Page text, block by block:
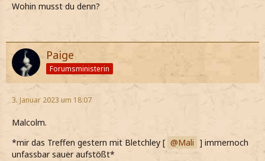
Wohin musst du denn?
Paige
Forumsministerin
3. Januar 2023 um 18:07
Malcolm.
*mir das Treffen gestern mit Bletchley [
Mali ] immernoch
unfassbar sauer aufstößt*